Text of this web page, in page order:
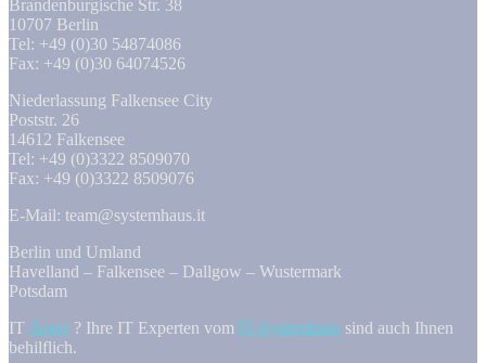
Brandenburgische Str. 38
10707 Berlin
Tel: +49 (0)30 54874086
Fax: +49 (0)30 64074526
Niederlassung Falkensee City
Poststr. 26
14612 Falkensee
Tel: +49 (0)3322 8509070
Fax: +49 (0)3322 8509076
E-Mail: team@systemhaus.it
Berlin und Umland
Havelland – Falkensee – Dallgow – Wustermark
Potsdam
IT Ärger ? Ihre IT Experten vom IT-Systemhaus sind auch Ihnen
behilflich.